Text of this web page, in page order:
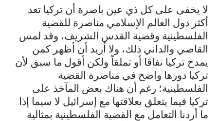
لا يخفى على كل ذي عين باصرة أن تركيا تعد
أكثر دول العالم الإسلامي مناصرة للقضية
الفلسطينية وقضية القدس الشريف، وقد لمس
القاصي والداني ذلك، ولا أريد أن أظهر كمن
يمدح تركيا نفاقا أو تملقاً ولكن أقول ما سبق لأن
تركيا دورها واضح في مناصرة القضية
الفلسطينية؛ رغم أن هناك بعض المآخذ على
تركيا فيما يتعلق بعلاقتها مع إسرائيل لا سيما إذا
ما أردنا التعامل مع القضية الفلسطينية بمثالية